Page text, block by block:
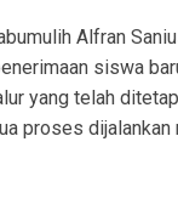
Alfran
siswa
yang telah
proses